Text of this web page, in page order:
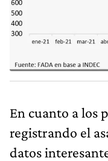
En cuanto a los
registrando el
datos